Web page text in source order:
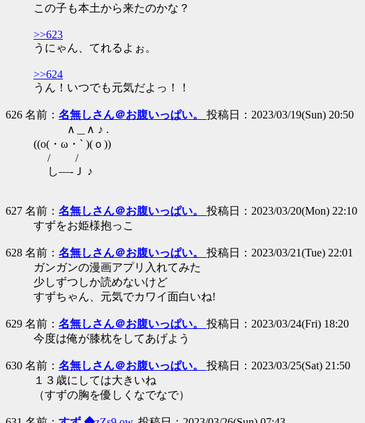
この子も本土から来たのかな？
>>623
うにゃん、てれるよぉ。
>>624
うん！いつでも元気だよっ！！
626 名前： 名無しさん＠お腹いっぱい。 投稿日：2023/03/19(Sun) 20:50
∧＿∧ ♪ .
((o(・ω・` )(ｏ))
/ /
し―-Ｊ ♪
627 名前： 名無しさん＠お腹いっぱい。 投稿日：2023/03/20(Mon) 22:10
すずをお姫様抱っこ
628 名前： 名無しさん＠お腹いっぱい。 投稿日：2023/03/21(Tue) 22:01
ガンガンの漫画アプリ入れてみた
少しずつしか読めないけど
すずちゃん、元気でカワイ面白いね!
629 名前： 名無しさん＠お腹いっぱい。 投稿日：2023/03/24(Fri) 18:20
今度は俺が膝枕をしてあげよう
630 名前： 名無しさん＠お腹いっぱい。 投稿日：2023/03/25(Sat) 21:50
１３歳にしては大きいね
（すずの胸を優しくなでなで）